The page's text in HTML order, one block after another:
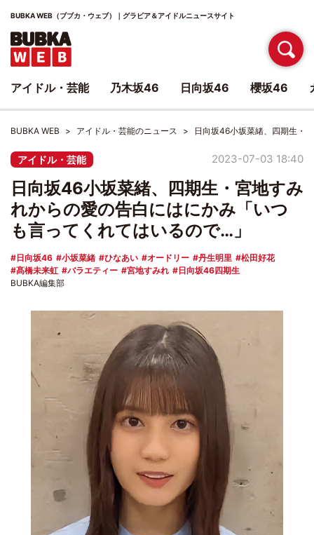
BUBKA WEB（ブブカ・ウェブ）｜グラビア＆アイドルニュースサイト
BUBKA WEB アイドル・芸能のニュース 日向坂46小坂菜緒、四期生・
アイドル・芸能 2023-07-03 18:40
日向坂46小坂菜緒、四期生・宮地すみ
れからの愛の告白にはにかみ「いつ
も言ってくれてはいるので…」
日向坂46 小坂菜緒 ひなあい オードリー 丹生明里
松田好花
髙橋未来虹
バラエティー 宮地すみれ
日向坂46四期生
BUBKA編集部
アイドル・芸能 乃木坂46 日向坂46 櫻坂46